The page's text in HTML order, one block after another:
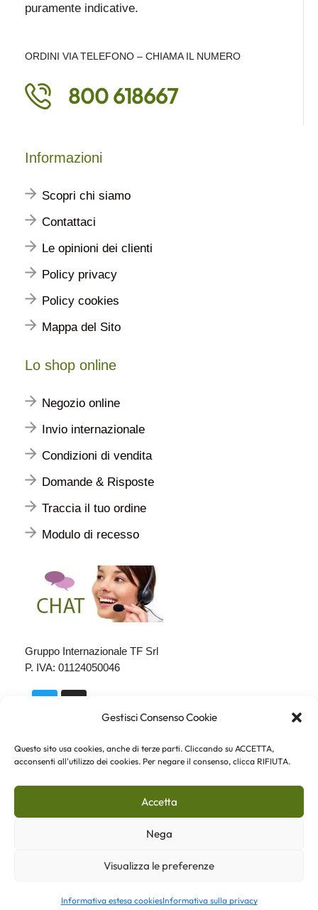
Gestisci Consenso Cookie
Questo sito usa cookies, anche di terze parti. Cliccando su ACCETTA,
acconsenti all'utilizzo dei cookies. Per negare il consenso, clicca RIFIUTA.
Accetta
Nega
Visualizza le preferenze
Informativa estesa cookiesInformativa sulla privacy
puramente indicative.
ORDINI VIA TELEFONO – CHIAMA IL NUMERO
800 618667
Informazioni
Scopri chi siamo
Contattaci
Le opinioni dei clienti
Policy privacy
Policy cookies
Mappa del Sito
Lo shop online
Negozio online
Invio internazionale
Condizioni di vendita
Domande & Risposte
Traccia il tuo ordine
Modulo di recesso
Gruppo Internazionale TF Srl
P. IVA: 01124050046
Indirizzo email: info@fiorista.it
Pagamenti sicuri con PayPal, anche senza un conto